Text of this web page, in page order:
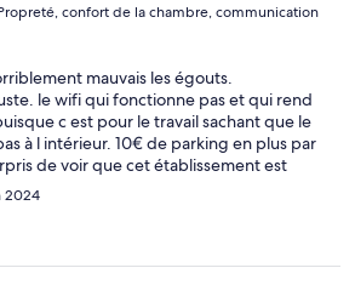
confort de la chambre, communication
mauvais les égouts.
le wifi qui fonctionne pas et qui rend
c est pour le travail sachant que le
à l intérieur. 10€ de parking en plus par
de voir que cet établissement est
!!!!!
2024